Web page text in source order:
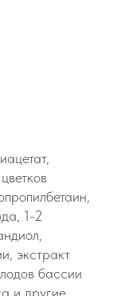
1-2
экстракт
бассии
и другие